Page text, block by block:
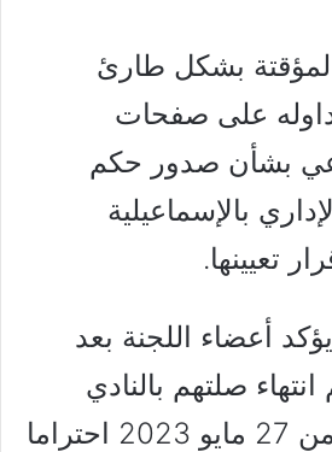
بشكل طارئ
على صفحات
بشأن صدور حكم
بالإسماعيلية
تعيينها.
أعضاء اللجنة بعد
صلتهم بالنادي
كمسؤولين بدءا من 27 مايو 2023 احتراما